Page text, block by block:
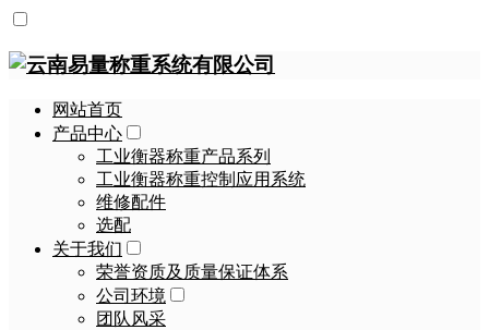
网站首页
产品中心
工业衡器称重产品系列
工业衡器称重控制应用系统
维修配件
选配
关于我们
荣誉资质及质量保证体系
公司环境
团队风采